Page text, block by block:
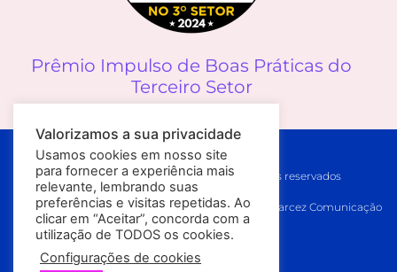
Prêmio Impulso de Boas Práticas do
Terceiro Setor
Política de Privacidade
© 2026 Melanoma Brasil // Todos os direitos reservados
Desenvolvido porLe Pera/Inspirit [Tecnologia]
JGarcez Comunicação
[Conteúdo]
Valorizamos a sua privacidade
Usamos cookies em nosso site
para fornecer a experiência mais
relevante, lembrando suas
preferências e visitas repetidas. Ao
clicar em “Aceitar”, concorda com a
utilização de TODOS os cookies.
Configurações de cookies